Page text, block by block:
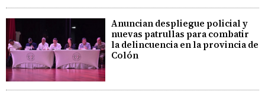
Anuncian despliegue policial y
nuevas patrullas para combatir
la delincuencia en la provincia de
Colón